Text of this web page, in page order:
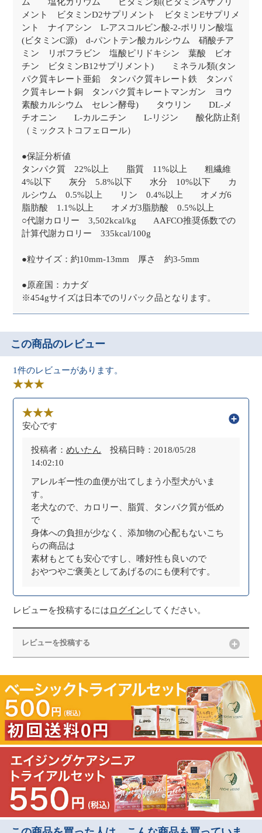
メント ビタミンD2サプリメント ビタミンEサプリメ
ント ナイアシン L-アスコルビン酸-2-ポリリン酸塩
(ビタミンC源) d-パントテン酸カルシウム 硝酸チア
ミン リボフラビン 塩酸ピリドキシン 葉酸 ビオ
チン ビタミンB12サプリメント) ミネラル類(タン
パク質キレート亜鉛 タンパク質キレート鉄 タンパ
ク質キレート銅 タンパク質キレートマンガン ヨウ
素酸カルシウム セレン酵母) タウリン DL-メ
チオニン L-カルニチン L-リジン 酸化防止剤
（ミックストコフェロール）
●保証分析値
タンパク質 22%以上 脂質 11%以上 粗繊維
4%以下 灰分 5.8%以下 水分 10%以下 カ
ルシウム 0.5%以上 リン 0.4%以上 オメガ6
脂肪酸 1.1%以上 オメガ3脂肪酸 0.5%以上
○代謝カロリー 3,502kcal/kg AAFCO推奨係数での
計算代謝カロリー 335kcal/100g
●粒サイズ：約10mm-13mm 厚さ 約3-5mm
●原産国：カナダ
※454gサイズは日本でのリパック品となります。
この商品のレビュー
1件のレビューがあります。
安心です
投稿者：めいたん 投稿日時：2018/05/28
14:02:10
アレルギー性の血便が出てしまう小型犬がいま
す。
老犬なので、カロリー、脂質、タンパク質が低め
で
身体への負担が少なく、添加物の心配もないこち
らの商品は
素材もとても安心ですし、嗜好性も良いので
おやつやご褒美としてあげるのにも便利です。
レビューを投稿するにはログイン してください。
レビューを投稿する